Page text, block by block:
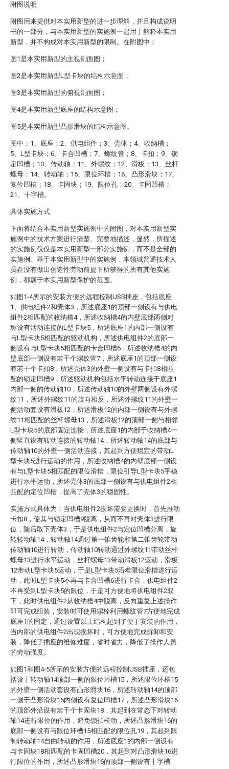
附图说明
附图用来提供对本实用新型的进一步理解，并且构成说明
书的一部分，与本实用新型的实施例一起用于解释本实用
新型，并不构成对本实用新型的限制。在附图中：
图1是本实用新型的主视剖面图；
图2是本实用新型L型卡块的结构示意图；
图3是本实用新型的俯视剖面图；
图4是本实用新型底座的结构示意图；
图5是本实用新型凸形滑块的结构示意图。
图中：1、底座；2、供电组件；3、壳体；4、收纳槽；
5、L型卡块；6、卡合凹槽；7、螺纹管；8、卡扣；9、锁
定凹槽；10、传动轴；11、外螺纹；12、滑板；13、丝杆
螺母；14、转动轴；15、限位环槽；16、凸形滑块；17、
复位凹槽；18、卡固块；19、限位孔；20、卡固凹槽；
21、十字槽。
具体实施方式
下面将结合本实用新型实施例中的附图，对本实用新型实
施例中的技术方案进行清楚、完整地描述，显然，所描述
的实施例仅仅是本实用新型一部分实施例，而不是全部的
实施例。基于本实用新型中的实施例，本领域普通技术人
员在没有做出创造性劳动前提下所获得的所有其他实施
例，都属于本实用新型保护的范围。
如图1-4所示的安装方便的远程控制USB插座，包括底座
1、供电组件2和壳体3，所述底座1的顶部一侧设有与供电
组件2相匹配的收纳槽4，所述收纳槽4的内壁底部两侧对
称设有活动连接的L型卡块5，所述底座1的内部一侧设有
与L型卡块5相匹配的驱动机构，所述供电组件2的底部一
侧设有与L型卡块5相匹配的卡合凹槽6，所述收纳槽4的内
壁底部一侧设有若干个螺纹管7，所述底座1的顶部一侧设
有若干个卡扣8，所述壳体3的外壁一侧设有与卡扣8相匹
配的锁定凹槽9，所述驱动机构包括水平转动连接于底座1
内部一侧的传动轴10，所述传动轴10的外壁两侧设有外螺
纹11，所述外螺纹11的旋向相反，所述外螺纹11的外壁一
侧活动套设有滑板12，所述滑板12的内部一侧设有与外螺
纹11相匹配的丝杆螺母13，所述滑板12的顶部一侧与相邻
L型卡块5的底部固定连接，所述底座1的内部于收纳槽4一
侧竖直设有转动连接的转动轴14，所述转动轴14的底部与
传动轴10的外壁一侧活动连接，其起到方便稳定的带动L
型卡块5进行运动的作用，所述收纳槽4的内壁底部一侧设
有与L型卡块5相匹配的限位滑槽，限位引导L型卡块5平稳
进行水平运动，所述壳体3的底部一侧设有与供电组件2相
匹配的定位凹槽，提高了壳体3的稳固性。
实施方式具体为：当供电组件2损坏需要更换时，首先推动
卡扣8，使其与锁定凹槽9脱离，从而不再对壳体3进行限
位，随后取下壳体3，于是供电组件2与定位凹槽分离，旋
转转动轴14，转动轴14通过第一锥齿轮和第二锥齿轮带动
传动轴10进行转动，传动轴10转动通过外螺纹11带动丝杆
螺母13进行水平运动，丝杆螺母13带动滑板12运动，滑板
12带动L型卡块5运动，于是L型卡块5沿着限位滑槽进行运
动，此时L型卡块5不再与卡合凹槽6进行卡合，供电组件2
不再受到L型卡块5的限位，于是可方便地将供电组件2取
下，此时供电组件2从收纳槽4中脱离，反向重复上述操作
即可完成组装，安装时可使用螺栓利用螺纹管7方便地完成
底座1的固定，通过设置以上结构起到了便于安装的作用，
当内部的供电组件2出现损坏时，可方便地完成拆卸和安
装，降低了插座的维修难度，省时省力，降低了操作人员
的劳动强度。
如图1和图4-5所示的安装方便的远程控制USB插座，还包
括设于转动轴14顶部一侧的限位环槽15，所述限位环槽15
的外壁一侧活动套设有凸形滑块16，所述转动轴14的顶部
一侧于凸形滑块16内侧设有复位凹槽17，所述凸形滑块16
的顶部外沿设有若干个卡固块18，其起到在常态下对转动
轴14进行限位的作用，避免锁扣松动，所述凸形滑块16的
底部一侧设有与限位环槽15相匹配的限位孔19，其起到限
制转动轴14自由转动的作用，所述底座1的内部一侧设有
与卡固块18相匹配的卡固凹槽20，其起到对凸形滑块16进
行限位的作用，所述凸形滑块16的顶部一侧设有十字槽